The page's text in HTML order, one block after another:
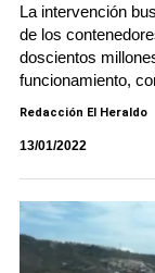
La intervención
de los
doscientos
funcionamiento,
Redacción El Heraldo
13/01/2022